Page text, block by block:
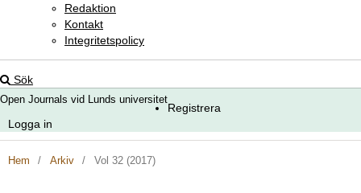
Redaktion
Kontakt
Integritetspolicy
Sök
Open Journals vid Lunds universitet
Registrera
Logga in
Hem / Arkiv / Vol 32 (2017)